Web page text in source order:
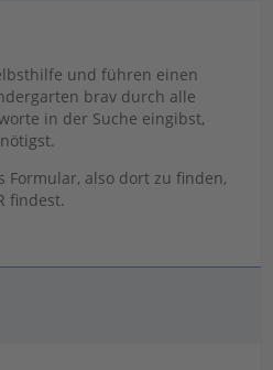
und führen einen
brav durch alle
in der Suche eingibst,
Formular, also dort zu finden,
findest.